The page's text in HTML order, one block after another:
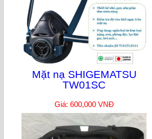
Mặt nạ SHIGEMATSU
TW01SC
Giá: 600,000 VNĐ